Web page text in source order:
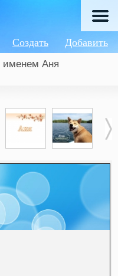
Добавить
Создать
именем Аня